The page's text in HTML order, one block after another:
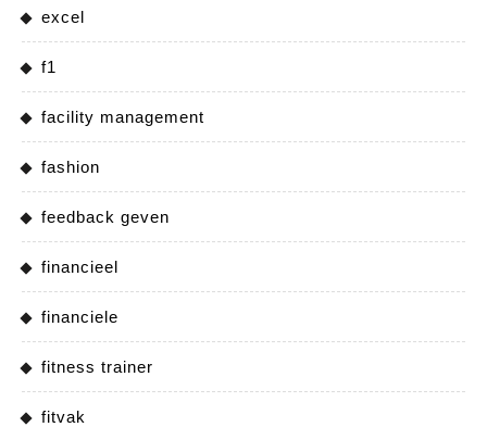
excel
f1
facility management
fashion
feedback geven
financieel
financiele
fitness trainer
fitvak